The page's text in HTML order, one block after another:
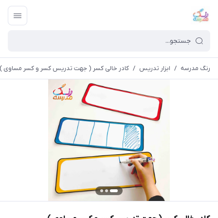
رنگ مدرسه / ابزار تدریس / کادر خالی کسر ( جهت تدریس کسر و کسر مساوی )